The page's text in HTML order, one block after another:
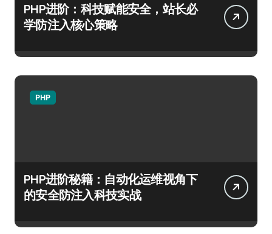
PHP进阶：科技赋能安全，站长必
学防注入核心策略
PHP
PHP进阶秘籍：自动化运维视角下
的安全防注入科技实战